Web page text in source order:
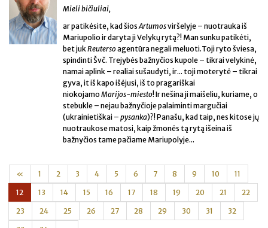
Mieli bičiuliai,
ar patikėsite, kad šiosArtumosviršelyje – nuotrauka iš
Mariupolio ir daryta ji Velykų rytą?! Man sunku patikėti,
bet jukReutersoagentūra negali meluoti.Toji ryto šviesa,
spindinti Švč. Trejybės bažnyčios kupole – tikrai velykinė,
namai aplink – realiai sušaudyti, ir... toji moterytė – tikrai
gyva, it iš kapo išėjusi, iš to pragariškai
niokojamo Marijos-miesto! Ir nešina ji maišeliu, kuriame, o
stebukle – nejau bažnyčioje palaiminti margučiai
(ukrainietiškai – pysanka)?! Panašu, kad taip, nes kitose jų
nuotraukose matosi, kaip žmonės tą rytą išeina iš
bažnyčios tame pačiame Mariupolyje...
« 1 2 3 4 5 6 7 8 9 10 11
12 13 14 15 16 17 18 19 20 21 22
23 24 25 26 27 28 29 30 31 32